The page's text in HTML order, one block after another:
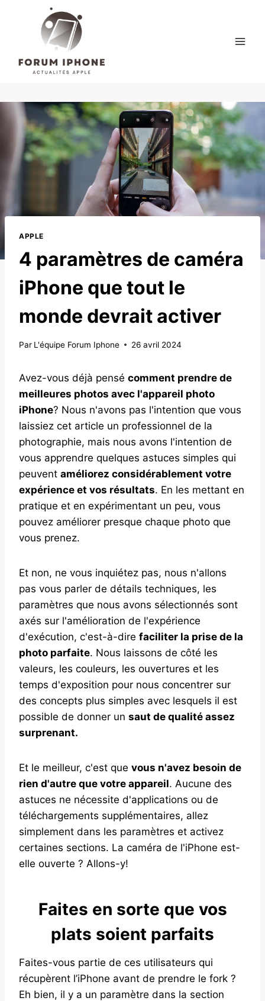
APPLE
4 paramètres de caméra
iPhone que tout le
monde devrait activer
Par L'équipe Forum Iphone 26 avril 2024
Avez-vous déjà pensé comment prendre de
meilleures photos avec l'appareil photo
iPhone? Nous n'avons pas l'intention que vous
laissiez cet article un professionnel de la
photographie, mais nous avons l'intention de
vous apprendre quelques astuces simples qui
peuvent améliorez considérablement votre
expérience et vos résultats. En les mettant en
pratique et en expérimentant un peu, vous
pouvez améliorer presque chaque photo que
vous prenez.
Et non, ne vous inquiétez pas, nous n'allons
pas vous parler de détails techniques, les
paramètres que nous avons sélectionnés sont
axés sur l'amélioration de l'expérience
d'exécution, c'est-à-dire faciliter la prise de la
photo parfaite. Nous laissons de côté les
valeurs, les couleurs, les ouvertures et les
temps d'exposition pour nous concentrer sur
des concepts plus simples avec lesquels il est
possible de donner un saut de qualité assez
surprenant.
Et le meilleur, c'est que vous n'avez besoin de
rien d'autre que votre appareil. Aucune des
astuces ne nécessite d'applications ou de
téléchargements supplémentaires, allez
simplement dans les paramètres et activez
certaines sections. La caméra de l'iPhone est-
elle ouverte ? Allons-y!
Faites en sorte que vos
plats soient parfaits
Faites-vous partie de ces utilisateurs qui
récupèrent l’iPhone avant de prendre le fork ?
Eh bien, il y a un paramètre dans la section